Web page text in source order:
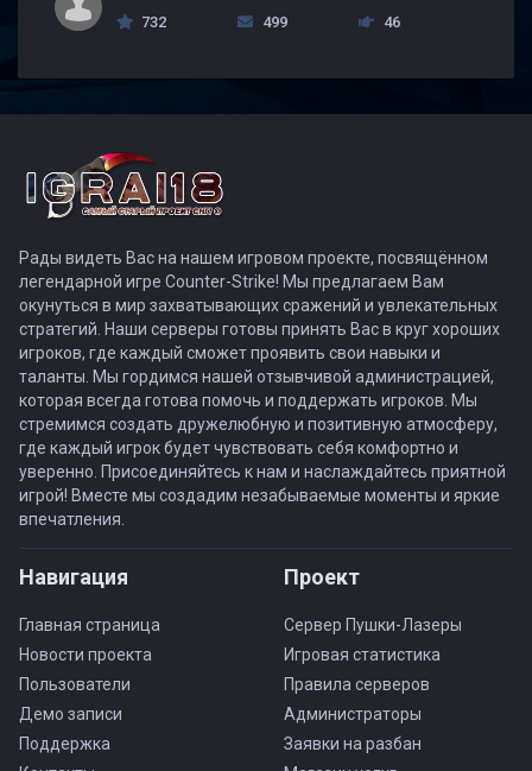
732
499 46
Рады видеть Вас на нашем игровом проекте, посвящённом
легендарной игре Counter-Strike! Мы предлагаем Вам
окунуться в мир захватывающих сражений и увлекательных
стратегий. Наши серверы готовы принять Вас в круг хороших
игроков, где каждый сможет проявить свои навыки и
таланты. Мы гордимся нашей отзывчивой администрацией,
которая всегда готова помочь и поддержать игроков. Мы
стремимся создать дружелюбную и позитивную атмосферу,
где каждый игрок будет чувствовать себя комфортно и
уверенно. Присоединяйтесь к нам и наслаждайтесь приятной
игрой! Вместе мы создадим незабываемые моменты и яркие
впечатления.
Навигация
Главная страница
Новости проекта
Пользователи
Демо записи
Поддержка
Проект
Сервер Пушки-Лазеры
Игровая статистика
Правила серверов
Администраторы
Заявки на разбан